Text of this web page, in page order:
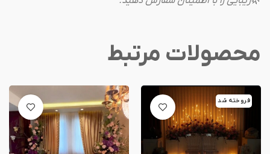
محصولات مرتبط
فروخته شد